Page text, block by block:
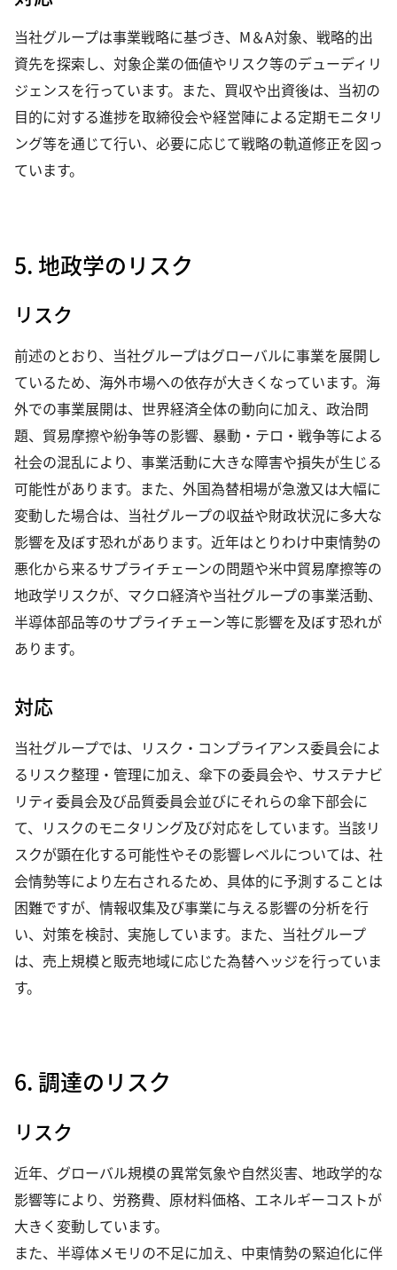
当社グループは事業戦略に基づき、M＆A対象、戦略的出
資先を探索し、対象企業の価値やリスク等のデューディリ
ジェンスを行っています。また、買収や出資後は、当初の
目的に対する進捗を取締役会や経営陣による定期モニタリ
ング等を通じて行い、必要に応じて戦略の軌道修正を図っ
ています。
5. 地政学のリスク
リスク
前述のとおり、当社グループはグローバルに事業を展開し
ているため、海外市場への依存が大きくなっています。海
外での事業展開は、世界経済全体の動向に加え、政治問
題、貿易摩擦や紛争等の影響、暴動・テロ・戦争等による
社会の混乱により、事業活動に大きな障害や損失が生じる
可能性があります。また、外国為替相場が急激又は大幅に
変動した場合は、当社グループの収益や財政状況に多大な
影響を及ぼす恐れがあります。近年はとりわけ中東情勢の
悪化から来るサプライチェーンの問題や米中貿易摩擦等の
地政学リスクが、マクロ経済や当社グループの事業活動、
半導体部品等のサプライチェーン等に影響を及ぼす恐れが
あります。
対応
当社グループでは、リスク・コンプライアンス委員会によ
るリスク整理・管理に加え、傘下の委員会や、サステナビ
リティ委員会及び品質委員会並びにそれらの傘下部会に
て、リスクのモニタリング及び対応をしています。当該リ
スクが顕在化する可能性やその影響レベルについては、社
会情勢等により左右されるため、具体的に予測することは
困難ですが、情報収集及び事業に与える影響の分析を行
い、対策を検討、実施しています。また、当社グループ
は、売上規模と販売地域に応じた為替ヘッジを行っていま
す。
6. 調達のリスク
リスク
近年、グローバル規模の異常気象や自然災害、地政学的な
影響等により、労務費、原材料価格、エネルギーコストが
大きく変動しています。
また、半導体メモリの不足に加え、中東情勢の緊迫化に伴